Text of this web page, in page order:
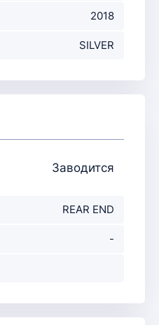
2018
SILVER
Заводится
REAR END
-